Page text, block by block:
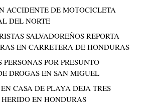
ACCIDENTE DE MOTOCICLETA
DEL NORTE
SALVADOREÑOS REPORTA
EN CARRETERA DE HONDURAS
POR PRESUNTO
DROGAS EN SAN MIGUEL
CASA DE PLAYA DEJA TRES
EN HONDURAS